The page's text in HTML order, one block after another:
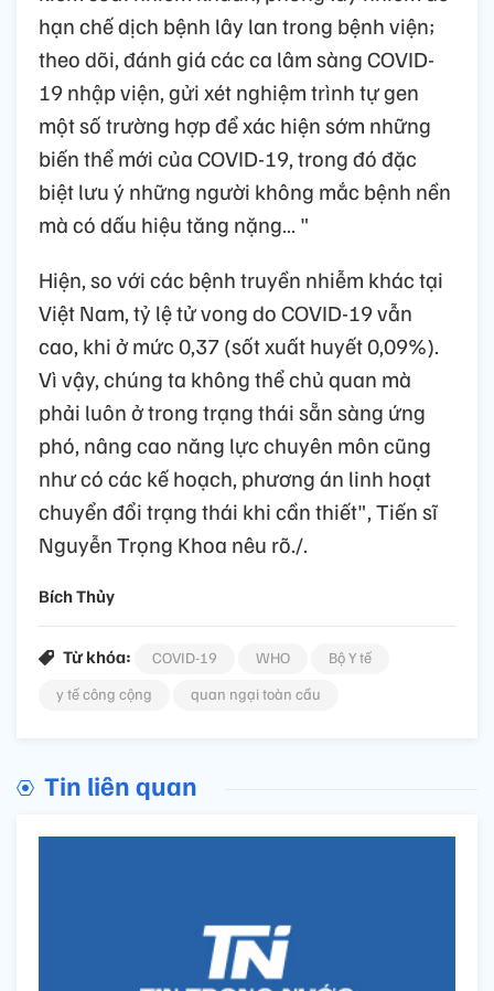
hạn chế dịch bệnh lây lan trong bệnh viện;
theo dõi, đánh giá các ca lâm sàng COVID-
19 nhập viện, gửi xét nghiệm trình tự gen
một số trường hợp để xác hiện sớm những
biến thể mới của COVID-19, trong đó đặc
biệt lưu ý những người không mắc bệnh nền
mà có dấu hiệu tăng nặng… "
Hiện, so với các bệnh truyền nhiễm khác tại
Việt Nam, tỷ lệ tử vong do COVID-19 vẫn
cao, khi ở mức 0,37 (sốt xuất huyết 0,09%).
Vì vậy, chúng ta không thể chủ quan mà
phải luôn ở trong trạng thái sẵn sàng ứng
phó, nâng cao năng lực chuyên môn cũng
như có các kế hoạch, phương án linh hoạt
chuyển đổi trạng thái khi cần thiết", Tiến sĩ
Nguyễn Trọng Khoa nêu rõ./.
Bích Thủy
Từ khóa: COVID-19 WHO
Bộ Y tế
y tế công cộng
quan ngại toàn cầu
Tin liên quan